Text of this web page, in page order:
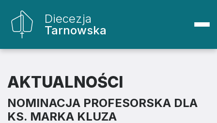
Diecezja
Tarnowska
AKTUALNOŚCI
NOMINACJA PROFESORSKA DLA
KS. MARKA KLUZA